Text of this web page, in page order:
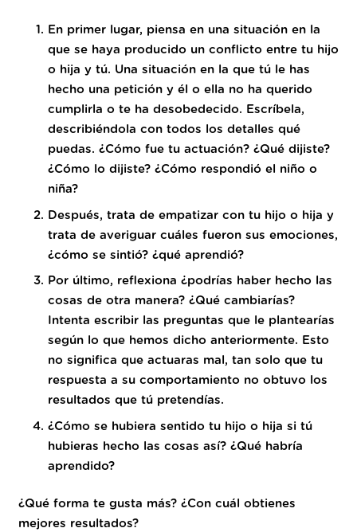
En primer lugar, piensa en una situación en la
que se haya producido un conflicto entre tu hijo
o hija y tú. Una situación en la que tú le has
hecho una petición y él o ella no ha querido
cumplirla o te ha desobedecido. Escríbela,
describiéndola con todos los detalles qué
puedas. ¿Cómo fue tu actuación? ¿Qué dijiste?
¿Cómo lo dijiste? ¿Cómo respondió el niño o
niña?
Después, trata de empatizar con tu hijo o hija y
trata de averiguar cuáles fueron sus emociones,
¿cómo se sintió? ¿qué aprendió?
Por último, reflexiona ¿podrías haber hecho las
cosas de otra manera? ¿Qué cambiarías?
Intenta escribir las preguntas que le plantearías
según lo que hemos dicho anteriormente. Esto
no significa que actuaras mal, tan solo que tu
respuesta a su comportamiento no obtuvo los
resultados que tú pretendías.
¿Cómo se hubiera sentido tu hijo o hija si tú
hubieras hecho las cosas así? ¿Qué habría
aprendido?
¿Qué forma te gusta más? ¿Con cuál obtienes
mejores resultados?